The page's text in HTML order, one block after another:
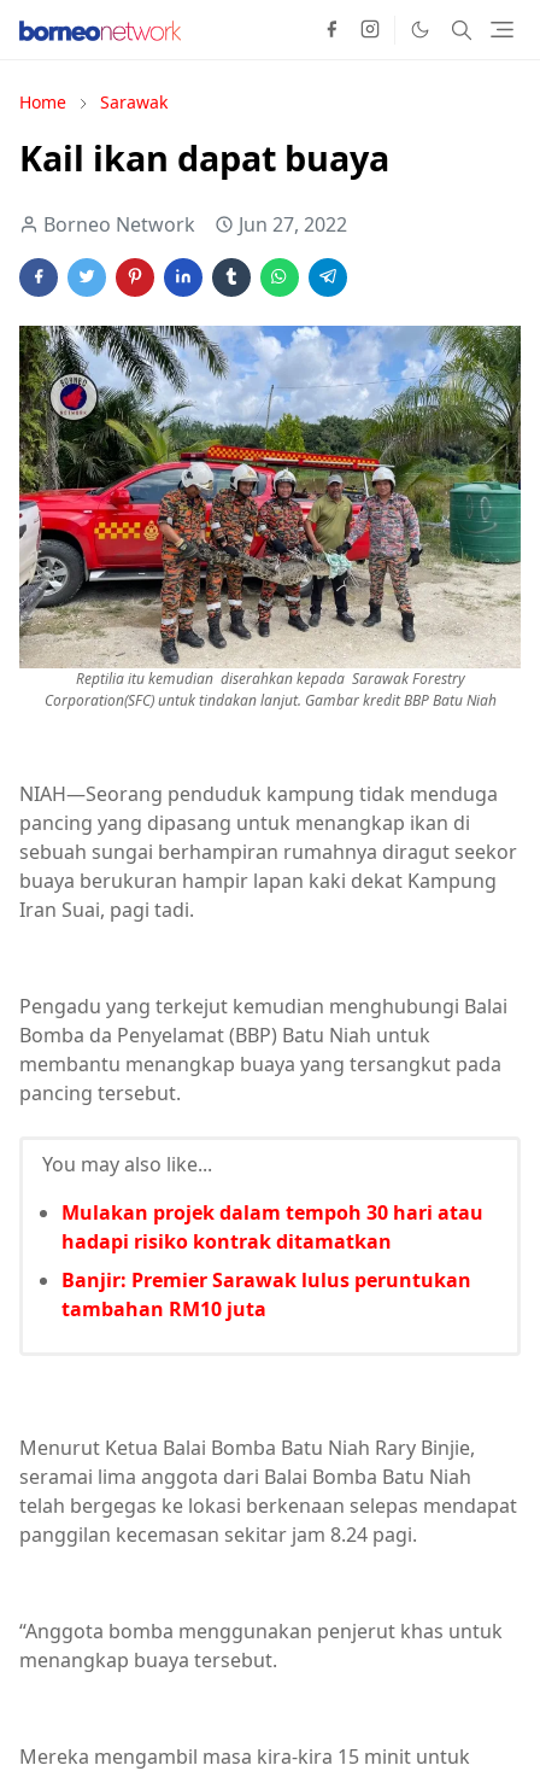
Home Sarawak
Kail ikan dapat buaya
Borneo Network Jun 27, 2022
Reptilia itu kemudian diserahkan kepada Sarawak Forestry
Corporation(SFC) untuk tindakan lanjut. Gambar kredit BBP Batu Niah
NIAH—Seorang penduduk kampung tidak menduga
pancing yang dipasang untuk menangkap ikan di
sebuah sungai berhampiran rumahnya diragut seekor
buaya berukuran hampir lapan kaki dekat Kampung
Iran Suai, pagi tadi.
Pengadu yang terkejut kemudian menghubungi Balai
Bomba da Penyelamat (BBP) Batu Niah untuk
membantu menangkap buaya yang tersangkut pada
pancing tersebut.
You may also like...
Mulakan projek dalam tempoh 30 hari atau
hadapi risiko kontrak ditamatkan
Banjir: Premier Sarawak lulus peruntukan
tambahan RM10 juta
Menurut Ketua Balai Bomba Batu Niah Rary Binjie,
seramai lima anggota dari Balai Bomba Batu Niah
telah bergegas ke lokasi berkenaan selepas mendapat
panggilan kecemasan sekitar jam 8.24 pagi.
“Anggota bomba menggunakan penjerut khas untuk
menangkap buaya tersebut.
Mereka mengambil masa kira-kira 15 minit untuk